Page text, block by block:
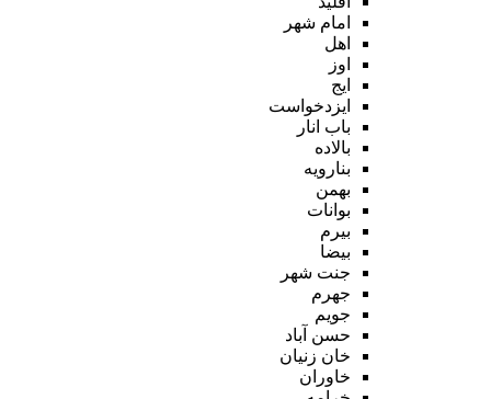
امام شهر
اهل
اوز
ایج
ایزدخواست
باب انار
بالاده
بنارویه
بهمن
بوانات
بیرم
بیضا
جنت شهر
جهرم
جویم
حسن آباد
خان زنیان
خاوران